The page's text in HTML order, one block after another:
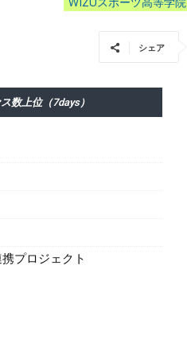
シェア
数上位（7days）
プロジェクト